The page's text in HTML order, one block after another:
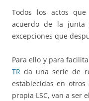
Todos los actos
acuerdo de la junta
excepciones que
Para ello y para
TR da una serie de
establecidas en
propia LSC, van a ser